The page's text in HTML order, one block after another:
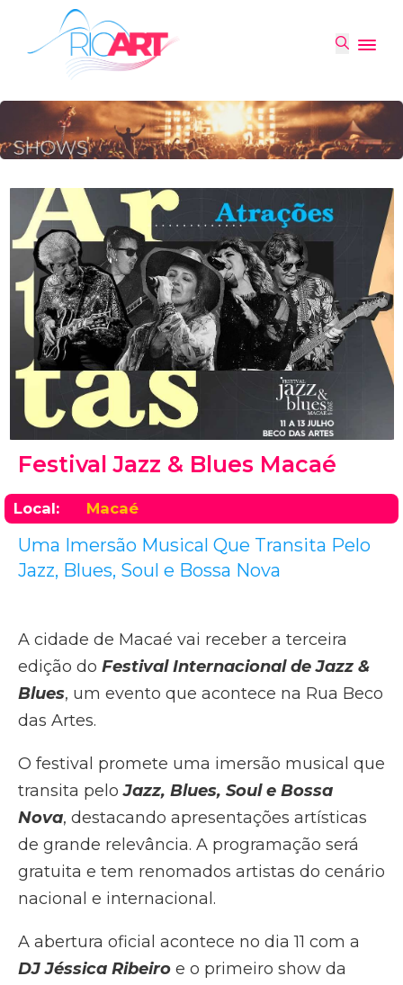
Festival Jazz & Blues Macaé
Local: Macaé
Uma Imersão Musical Que Transita Pelo
Jazz, Blues, Soul e Bossa Nova
A cidade de Macaé vai receber a terceira
edição do Festival Internacional de Jazz &
Blues, um evento que acontece na Rua Beco
das Artes.
O festival promete uma imersão musical que
transita peloJazz, Blues, Soul e Bossa
Nova, destacando apresentações artísticas
de grande relevância. A programação será
gratuita e tem renomados artistas do cenário
nacional e internacional.
A abertura oficial acontece no dia 11 com a
DJ Jéssica Ribeiro e o primeiro show da